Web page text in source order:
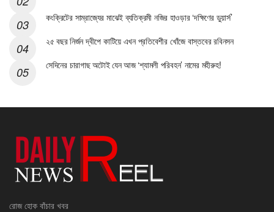
কংক্রিটের সাম্রাজ্যের মাঝেই ব্যতিক্রমী নজির হাওড়ার ‘দক্ষিণের ডুয়ার্স’
২৫ বছর নির্জন দ্বীপে কাটিয়ে এখন প্রতিবেশীর খোঁজে বাস্তবের রবিনসন
সেদিনের চারাগাছ অটোই যেন আজ ‘শ্যামলী পরিবহন’ নামের মহীরুহ!
রোজ হোক বাঁচার খবর